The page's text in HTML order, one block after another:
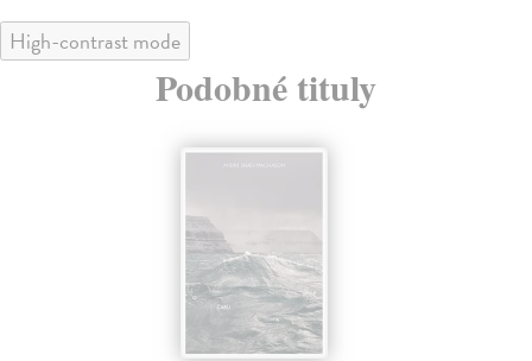
High-contrast mode
Podobné tituly